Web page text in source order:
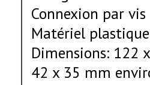
Connexion par
Matériel plastique
Dimensions: 122
42 x 35 mm